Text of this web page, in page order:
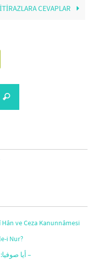
İTİRAZLARA CEVAPLAR
Search
ve Ceza Kanunnâmesi
i Nur?
أيا صوفيا: الحقائق بالوثائق وقفية السلطان محمد الفاتح –